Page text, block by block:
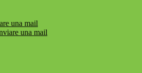
una mail
una mail